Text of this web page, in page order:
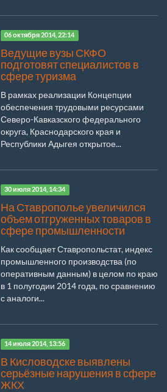
06 октября 2014, 22:14
Ведущие вузы СКФО
подготовят специалистов в
сфере туризма
В рамках реализации Концепции
обеспечения трудовыми ресурсами
Северо-Кавказского федерального
округа, Краснодарского края и
Республики Адыгея открытое...
30 июля 2014, 14:34
На Ставрополье увеличился
объем отгруженных товаров в
сфере промышленности
Как сообщает Ставропольстат, индекс
промышленного производства (по
оперативным данным) в целом по краю
в 1 полугодии 2014 года, по сравнению
с аналоги...
14 июля 2014, 13:56
В Кисловодске выявлены
серьёзные нарушения в сфере
ЖКХ